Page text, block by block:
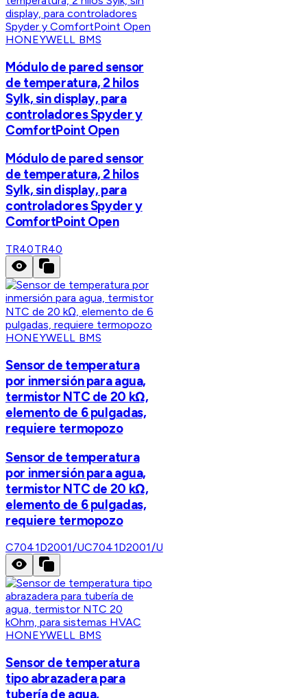
HONEYWELL BMS
Módulo de pared sensor
de temperatura, 2 hilos
Sylk, sin display, para
controladores Spyder y
ComfortPoint Open
Módulo de pared sensor
de temperatura, 2 hilos
Sylk, sin display, para
controladores Spyder y
ComfortPoint Open
TR40TR40
HONEYWELL BMS
Sensor de temperatura
por inmersión para agua,
termistor NTC de 20 kΩ,
elemento de 6 pulgadas,
requiere termopozo
Sensor de temperatura
por inmersión para agua,
termistor NTC de 20 kΩ,
elemento de 6 pulgadas,
requiere termopozo
C7041D2001/UC7041D2001/U
HONEYWELL BMS
Sensor de temperatura
tipo abrazadera para
tubería de agua,